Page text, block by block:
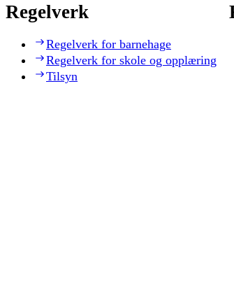
Regelverk
Regelverk for barnehage
Regelverk for skole og opplæring
Tilsyn